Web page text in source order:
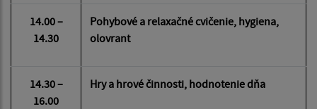
14.00 –
14.30
Pohybové a relaxačné cvičenie, hygiena,
olovrant
14.30 –
16.00
Hry a hrové činnosti, hodnotenie dňa